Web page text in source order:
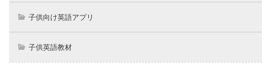
子供向け英語アプリ
子供英語教材